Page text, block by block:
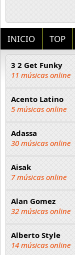
INICIO TOP
3 2 Get Funky
11 músicas online
Acento Latino
5 músicas online
Adassa
30 músicas online
Aisak
7 músicas online
Alan Gomez
32 músicas online
Alberto Style
14 músicas online